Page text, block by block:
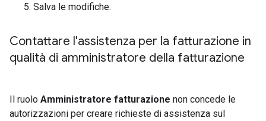
Salva le modifiche.
Contattare l'assistenza per la fatturazione in
qualità di amministratore della fatturazione
Il ruolo Amministratore fatturazione non concede le
autorizzazioni per creare richieste di assistenza sul